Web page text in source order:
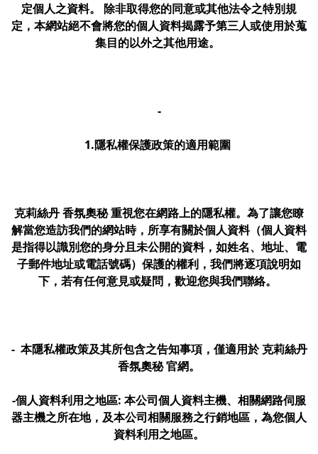
定個人之資料。 除非取得您的同意或其他法令之特別規
定，本網站絕不會將您的個人資料揭露予第三人或使用於蒐
集目的以外之其他用途。
-
1.隱私權保護政策的適用範圍
克莉絲丹 香氛奧秘 重視您在網路上的隱私權。為了讓您瞭
解當您造訪我們的網站時，所享有關於個人資料（個人資料
是指得以識別您的身分且未公開的資料，如姓名、地址、電
子郵件地址或電話號碼）保護的權利，我們將逐項說明如
下，若有任何意見或疑問，歡迎您與我們聯絡。
- 本隱私權政策及其所包含之告知事項，僅適用於 克莉絲丹
香氛奧秘 官網。
-個人資料利用之地區: 本公司個人資料主機、相關網路伺服
器主機之所在地，及本公司相關服務之行銷地區，為您個人
資料利用之地區。